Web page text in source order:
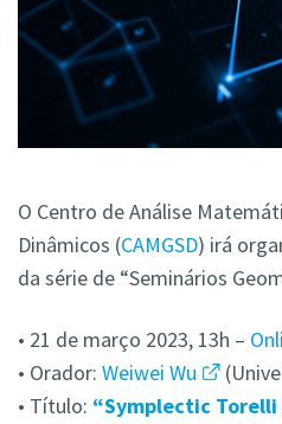
O Centro de Análise
Dinâmicos (CAMGSD) irá
da série de “Seminários
• 21 de março 2023, 13h –
• Orador: Weiwei Wu
• Título: “Symplectic